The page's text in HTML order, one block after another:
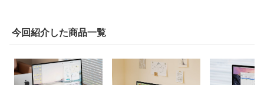
今回紹介した商品一覧